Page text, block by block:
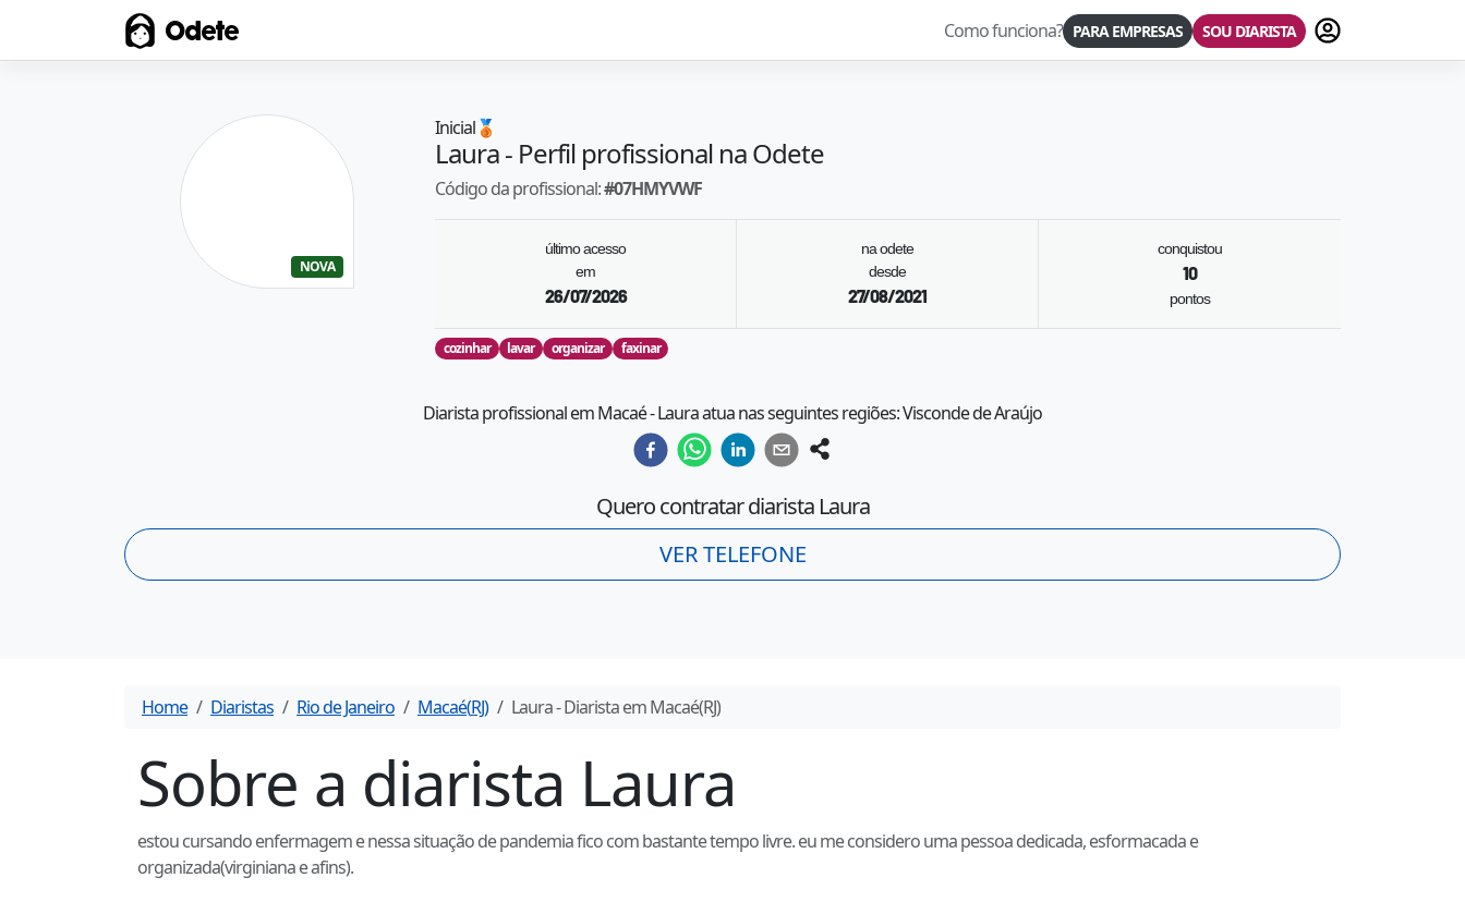
Odete Como funciona? PARA EMPRESAS SOU DIARISTA Fazer login
NOVA
Inicial🥉
Laura- Perfil profissional na Odete
Código da profissional:#07HMYVWF
último acesso
em
26/07/2026
na odete
desde
27/08/2021
conquistou
10
pontos
cozinhar lavar organizar faxinar
Diarista profissional em Macaé - Laura atua nas seguintes regiões: Visconde de Araújo
Quero contratar diarista Laura
VER TELEFONE
Home Diaristas Rio de Janeiro Macaé(RJ) Laura- Diarista emMacaé(RJ)
Sobre a diarista Laura
estou cursando enfermagem e nessa situação de pandemia fico com bastante tempo livre. eu me considero uma pessoa dedicada, esformacada e
organizada(virginiana e afins).